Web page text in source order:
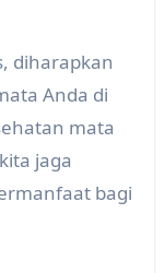
diharapkan
Anda di
mata
jaga
bagi